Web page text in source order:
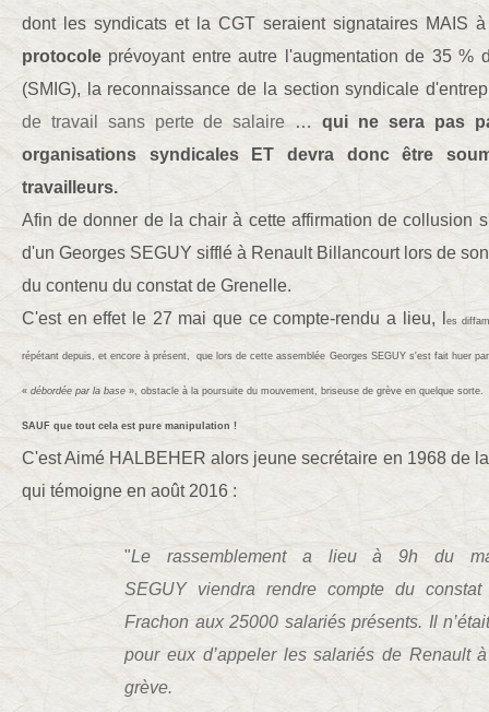
dont les syndicats et la CGT seraient signataires MAIS
protocole prévoyant entre autre l'augmentation de 35 %
(SMIG), la reconnaissance de la section syndicale
de travail sans perte de salaire
…qui ne sera pas
organisations syndicales ET devra donc être
travailleurs.
Afin de donner de la chair à cette affirmation de collusion
d'un Georges SEGUY sifflé à Renault Billancourt lors de
du contenu du constat de Grenelle.
C'est en effet le 27 mai que ce compte-rendu a lieu, l
es
répétant depuis, et encore à présent, que lors de cette assemblée Georges SEGUY s'est fait huer
« débordée par la base », obstacle à la poursuite du mouvement, briseuse de grève en quelque sorte.
SAUF que tout cela est pure manipulation !
C'est Aimé HALBEHER alors jeune secrétaire en 1968 de
qui témoigne en août 2016 :
"Le rassemblement a lieu à 9h du
SEGUY viendra rendre compte du
Frachon aux 25000 salariés présents. Il
pour eux d’appeler les salariés de Renault
grève.